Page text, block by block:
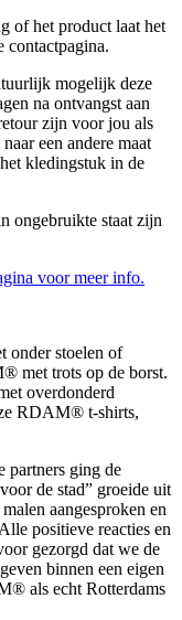
of het product laat het
contactpagina.
mogelijk deze
na ontvangst aan
zijn voor jou als
een andere maat
kledingstuk in de
ongebruikte staat zijn
voor meer info.
onder stoelen of
met trots op de borst.
overdonderd
RDAM® t-shirts,
partners ging de
de stad” groeide uit
aangesproken en
positieve reacties en
gezorgd dat we de
binnen een eigen
als echt Rotterdams